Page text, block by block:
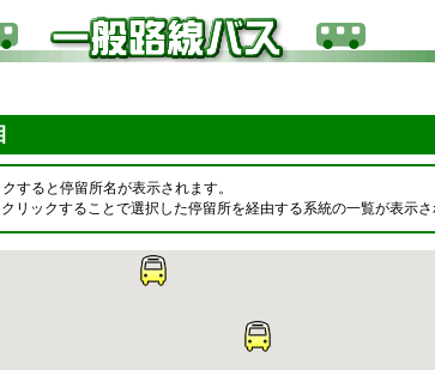
すると停留所名が表示されます。
リックすることで選択した停留所を経由する系統の一覧が表示